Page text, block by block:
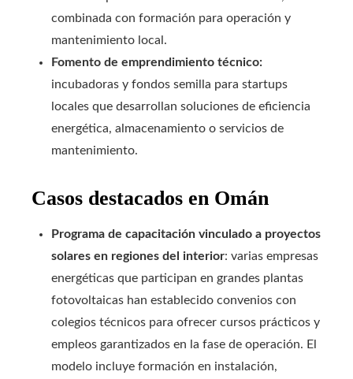
combinada con formación para operación y
mantenimiento local.
Fomento de emprendimiento técnico:
incubadoras y fondos semilla para startups
locales que desarrollan soluciones de eficiencia
energética, almacenamiento o servicios de
mantenimiento.
Casos destacados en Omán
Programa de capacitación vinculado a proyectos
solares en regiones del interior: varias empresas
energéticas que participan en grandes plantas
fotovoltaicas han establecido convenios con
colegios técnicos para ofrecer cursos prácticos y
empleos garantizados en la fase de operación. El
modelo incluye formación en instalación,